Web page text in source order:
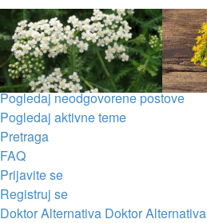
Pogledaj neodgovorene postove
Pogledaj aktivne teme
Pretraga
FAQ
Prijavite se
Registruj se
Doktor Alternativa Doktor Alternativa